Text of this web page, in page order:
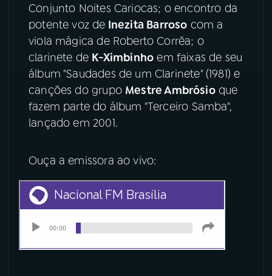
YouTube Facebook
Instagram X
TikTok
Conjunto Noites Cariocas; o encontro da
potente voz de Inezita Barroso com a
viola mágica de Roberto Corrêa; o
clarinete de K-Ximbinho em faixas de seu
álbum "Saudades de um Clarinete" (1981) e
canções do grupo Mestre Ambrósioque
fazem parte do álbum "Terceiro Samba",
lançado em 2001.
Ouça a emissora ao vivo: